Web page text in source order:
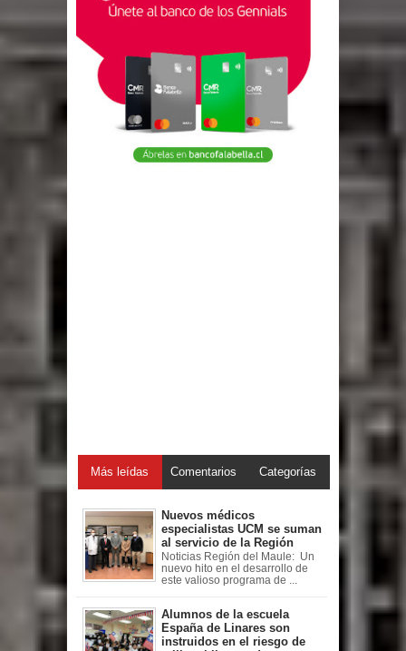
Más leídas Comentarios Categorías
Nuevos médicos
especialistas UCM se suman
al servicio de la Región
Noticias Región del Maule: Un
nuevo hito en el desarrollo de
este valioso programa de ...
Alumnos de la escuela
España de Linares son
instruidos en el riesgo de